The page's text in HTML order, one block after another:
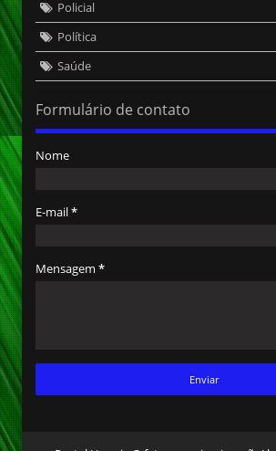
Policial
Política
Saúde
Formulário de contato
Nome
E-mail*
Mensagem *